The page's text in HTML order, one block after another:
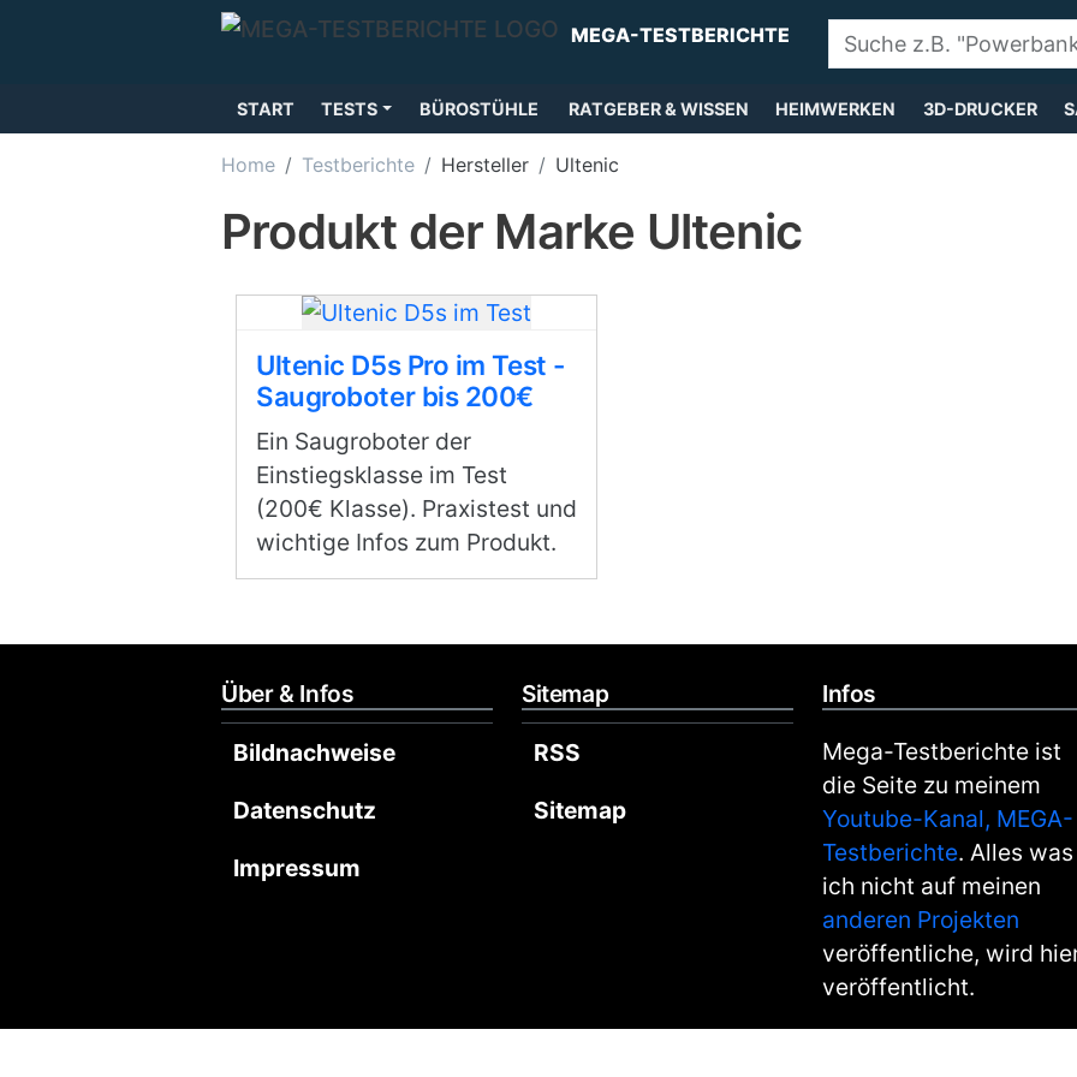
MEGA-TESTBERICHTE
START TESTS BÜROSTÜHLE RATGEBER & WISSEN HEIMWERKEN 3D-DRUCKER
Home Testberichte Hersteller Ultenic
Produkt der Marke Ultenic
Ultenic D5s Pro im Test -
Saugroboter bis 200€
Ein Saugroboter der
Einstiegsklasse im Test
(200€ Klasse). Praxistest und
wichtige Infos zum Produkt.
Über & Infos
Bildnachweise
Datenschutz
Impressum
Sitemap
RSS
Sitemap
Infos
Mega-Testberichte ist
die Seite zu meinem
Youtube-Kanal, MEGA-
Testberichte. Alles was
ich nicht auf meinen
anderen Projekten
veröffentliche, wird
veröffentlicht.